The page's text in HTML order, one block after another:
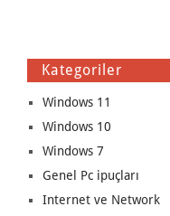
Kategoriler
Windows 11
Windows 10
Windows 7
Genel Pc ipuçları
Internet ve Network